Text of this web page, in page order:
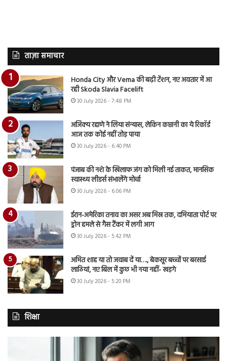
ताज़ा समाचार
Honda City और Verna की बढ़ी टेंशन, नए अवतार में आ
रही Skoda Slavia Facelift
30 July 2026 - 7:48 PM
अजिंक्य रहाणे ने लिया संन्यास, लेकिन कप्तानी का ये रिकॉर्ड
आज तक कोई नहीं तोड़ पाया
30 July 2026 - 6:40 PM
पंजाब की नशे के खिलाफ जंग को मिली नई ताकत, मानसिक
स्वास्थ्य लीडर्स संभालेंगे मोर्चा
30 July 2026 - 6:06 PM
ईरान-अमेरिका तनाव का असर अब मिस्र तक, दमियाता पोर्ट पर
ड्रोन हमले से गैस टैंकर में लगी आग
30 July 2026 - 5:42 PM
अमित शाह या तो जवाब दें या…., बेकसूर बच्चों पर बरसाई
लाठियां, नए बिल में कुछ भी नया नहीं- खड़गे
30 July 2026 - 5:20 PM
शिक्षा